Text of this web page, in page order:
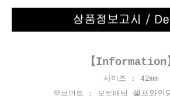
【Information
사이즈 : 42mm
무브먼트 : 오토매틱 셀프와인